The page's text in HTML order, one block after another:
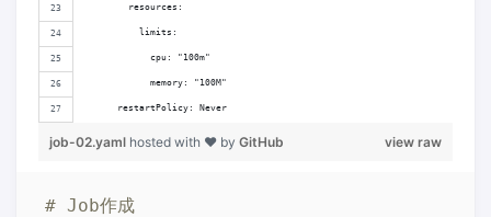
        resources:
          limits:
            cpu: "100m"
            memory: "100M"
      restartPolicy: Never
view raw
job-02.yaml hosted with ❤ by GitHub
# Job作成